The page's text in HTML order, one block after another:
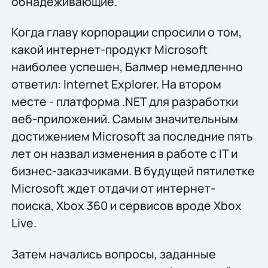
Когда главу корпорации спросили о том,
какой интернет-продукт Microsoft
наиболее успешен, Балмер немедленно
ответил: Internet Explorer. На втором
месте - платформа .NET для разработки
веб-приложений. Самым значительным
достижением Microsoft за последние пять
лет он назвал изменения в работе с IT и
бизнес-заказчиками. В будущей пятилетке
Microsoft ждет отдачи от интернет-
поиска, Xbox 360 и сервисов вроде Xbox
Live.
Затем начались вопросы, заданные